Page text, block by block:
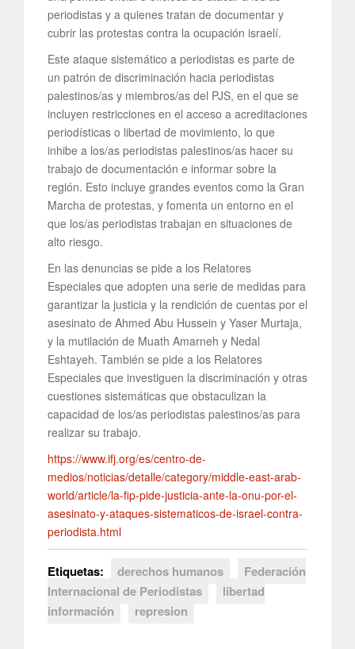
periodistas y a quienes tratan de documentar y
cubrir las protestas contra la ocupación israelí.
Este ataque sistemático a periodistas es parte de
un patrón de discriminación hacia periodistas
palestinos/as y miembros/as del PJS, en el que se
incluyen restricciones en el acceso a acreditaciones
periodísticas o libertad de movimiento, lo que
inhibe a los/as periodistas palestinos/as hacer su
trabajo de documentación e informar sobre la
región. Esto incluye grandes eventos como la Gran
Marcha de protestas, y fomenta un entorno en el
que los/as periodistas trabajan en situaciones de
alto riesgo.
En las denuncias se pide a los Relatores
Especiales que adopten una serie de medidas para
garantizar la justicia y la rendición de cuentas por el
asesinato de Ahmed Abu Hussein y Yaser Murtaja,
y la mutilación de Muath Amarneh y Nedal
Eshtayeh. También se pide a los Relatores
Especiales que investiguen la discriminación y otras
cuestiones sistemáticas que obstaculizan la
capacidad de los/as periodistas palestinos/as para
realizar su trabajo.
https://www.ifj.org/es/centro-de-
medios/noticias/detalle/category/middle-east-arab-
world/article/la-fip-pide-justicia-ante-la-onu-por-el-
asesinato-y-ataques-sistematicos-de-israel-contra-
periodista.html
Etiquetas: derechos humanos
Federación
Internacional de Periodistas
libertad
información
represion